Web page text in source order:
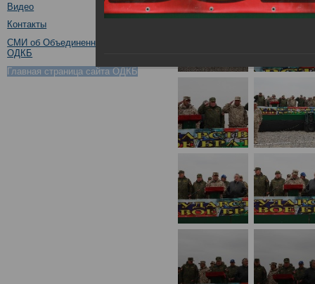
Видео
Контакты
СМИ об Объединенном штабе
ОДКБ
Главная страница сайта ОДКБ